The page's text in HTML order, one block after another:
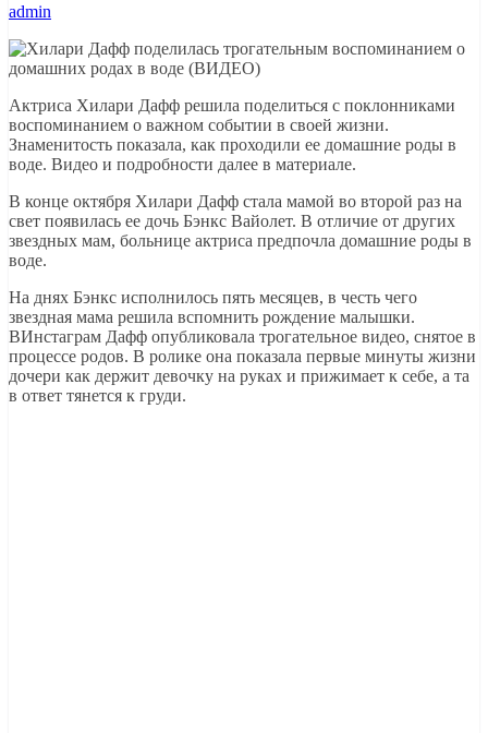
admin
Актриса Хилари Дафф решила поделиться с поклонниками
воспоминанием о важном событии в своей жизни.
Знаменитость показала, как проходили ее домашние роды в
воде. Видео и подробности далее в материале.
В конце октября Хилари Дафф стала мамой во второй раз на
свет появилась ее дочь Бэнкс Вайолет. В отличие от других
звездных мам, больнице актриса предпочла домашние роды в
воде.
На днях Бэнкс исполнилось пять месяцев, в честь чего
звездная мама решила вспомнить рождение малышки.
ВИнстаграм Дафф опубликовала трогательное видео, снятое в
процессе родов. В ролике она показала первые минуты жизни
дочери как держит девочку на руках и прижимает к себе, а та
в ответ тянется к груди.